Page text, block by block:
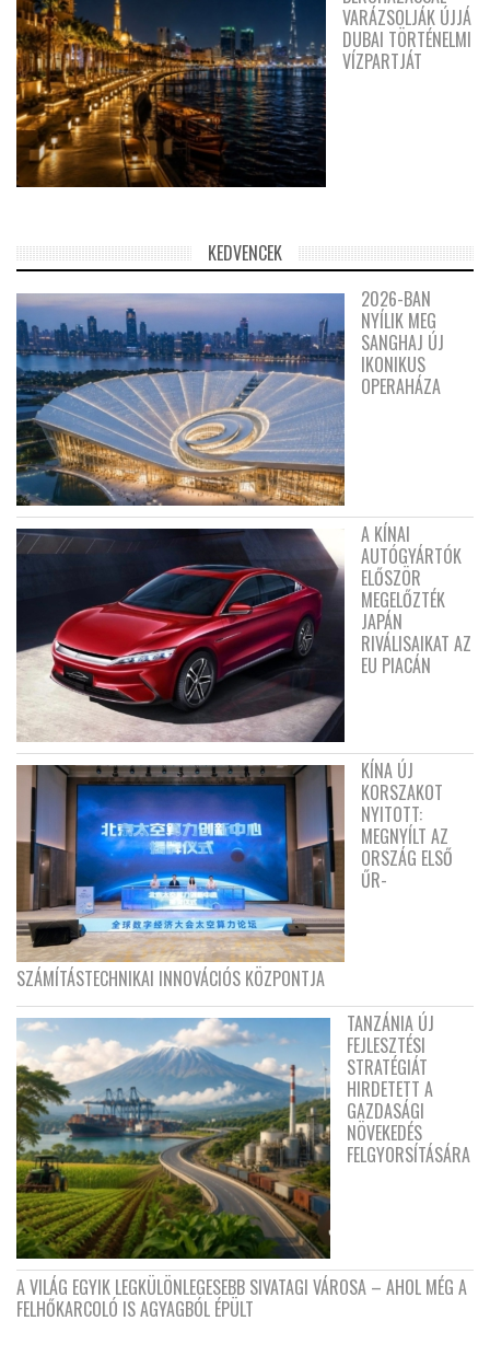
VARÁZSOLJÁK ÚJJÁ
DUBAI TÖRTÉNELMI
VÍZPARTJÁT
KEDVENCEK
2026-BAN
NYÍLIK MEG
SANGHAJ ÚJ
IKONIKUS
OPERAHÁZA
A KÍNAI
AUTÓGYÁRTÓK
ELŐSZÖR
MEGELŐZTÉK
JAPÁN
RIVÁLISAIKAT AZ
EU PIACÁN
KÍNA ÚJ
KORSZAKOT
NYITOTT:
MEGNYÍLT AZ
ORSZÁG ELSŐ
ŰR-
SZÁMÍTÁSTECHNIKAI INNOVÁCIÓS KÖZPONTJA
TANZÁNIA ÚJ
FEJLESZTÉSI
STRATÉGIÁT
HIRDETETT A
GAZDASÁGI
NÖVEKEDÉS
FELGYORSÍTÁSÁRA
A VILÁG EGYIK LEGKÜLÖNLEGESEBB SIVATAGI VÁROSA – AHOL MÉG A
FELHŐKARCOLÓ IS AGYAGBÓL ÉPÜLT